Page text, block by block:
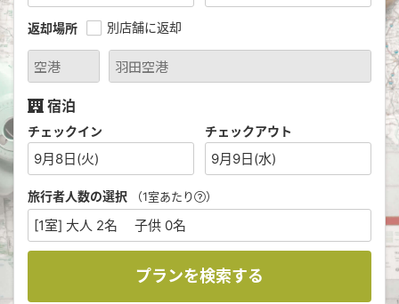
返却場所 別店舗に返却
宿泊
チェックイン
9月8日(火)
チェックアウト
9月9日(水)
旅行者人数の選択 （1室あたり ）
[1室] 大人 2名 子供 0名
プランを検索する